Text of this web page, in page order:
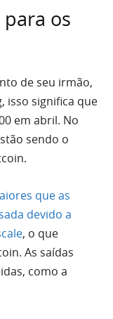
os
de seu irmão,
isso significa que
em abril. No
sendo o
que as
devido a
, o que
As saídas
como a